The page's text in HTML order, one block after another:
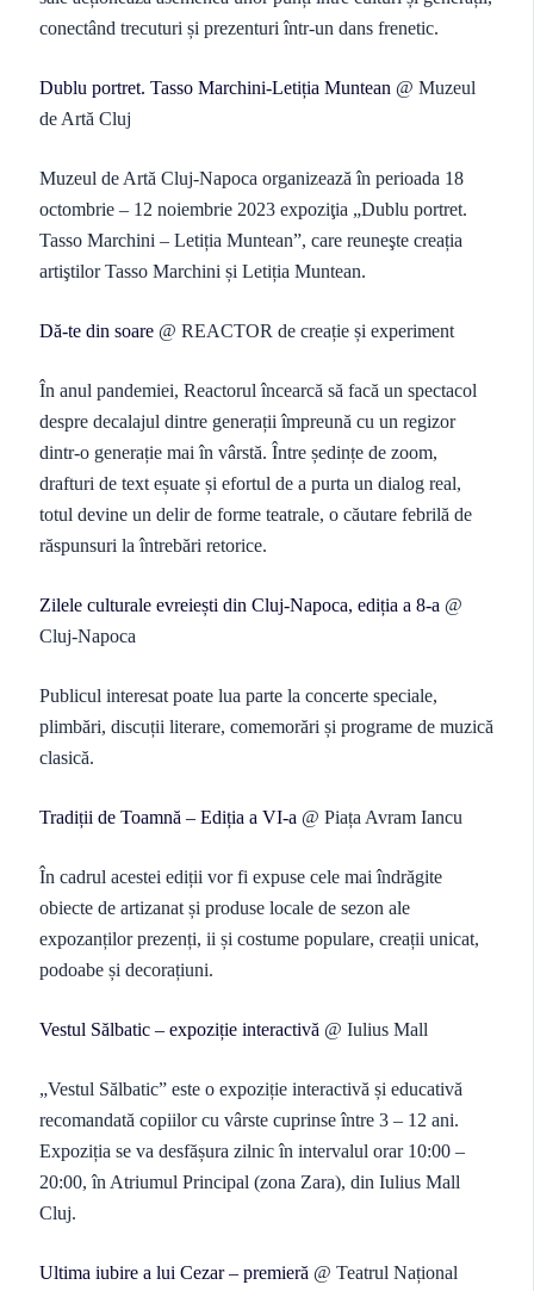
conectând trecuturi și prezenturi într-un dans frenetic.
Dublu portret. Tasso Marchini-Letiția Muntean @ Muzeul
de Artă Cluj
Muzeul de Artă Cluj-Napoca organizează în perioada 18
octombrie – 12 noiembrie 2023 expoziţia „Dublu portret.
Tasso Marchini – Letiția Muntean”, care reuneşte creația
artiştilor Tasso Marchini și Letiția Muntean.
Dă-te din soare@ REACTOR de creație și experiment
În anul pandemiei, Reactorul încearcă să facă un spectacol
despre decalajul dintre generații împreună cu un regizor
dintr-o generație mai în vârstă. Între ședințe de zoom,
drafturi de text eșuate și efortul de a purta un dialog real,
totul devine un delir de forme teatrale, o căutare febrilă de
răspunsuri la întrebări retorice.
Zilele culturale evreiești din Cluj-Napoca, ediția a 8-a @
Cluj-Napoca
Publicul interesat poate lua parte la concerte speciale,
plimbări, discuții literare, comemorări și programe de muzică
clasică.
Tradiții de Toamnă – Ediția a VI-a @ Piața Avram Iancu
În cadrul acestei ediții vor fi expuse cele mai îndrăgite
obiecte de artizanat și produse locale de sezon ale
expozanților prezenți, ii și costume populare, creații unicat,
podoabe și decorațiuni.
Vestul Sălbatic – expoziție interactivă @ Iulius Mall
„Vestul Sălbatic” este o expoziție interactivă și educativă
recomandată copiilor cu vârste cuprinse între 3 – 12 ani.
Expoziția se va desfășura zilnic în intervalul orar 10:00 –
20:00, în Atriumul Principal (zona Zara), din Iulius Mall
Cluj.
Ultima iubire a lui Cezar – premieră @ Teatrul Național